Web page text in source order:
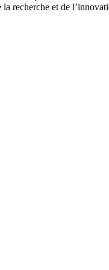
recherche et de